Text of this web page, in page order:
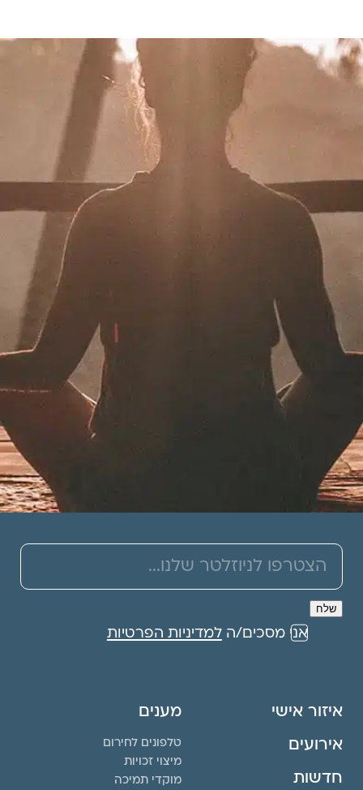
אני מסכים/הלמדיניות הפרטיות
איזור אישי
אירועים
חדשות
מענים
טלפונים לחירום
מיצוי זכויות
מוקדי תמיכה